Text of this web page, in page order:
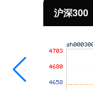
沪深300